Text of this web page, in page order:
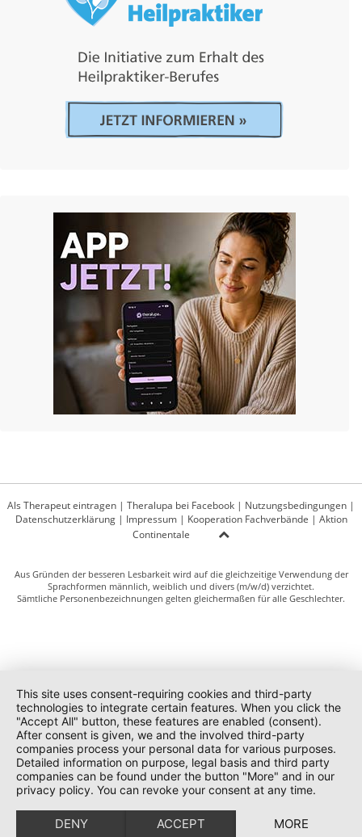
Als Therapeut eintragen | Theralupa bei Facebook | Nutzungsbedingungen |
Datenschutzerklärung| Impressum| Kooperation Fachverbände | Aktion
Continentale
Aus Gründen der besseren Lesbarkeit wird auf die gleichzeitige Verwendung der
Sprachformen männlich, weiblich und divers (m/w/d) verzichtet.
Sämtliche Personenbezeichnungen gelten gleichermaßen für alle Geschlechter.
This site uses consent-requiring cookies and third-party
technologies to integrate certain features. When you click the
"Accept All" button, these features are enabled (consent).
After consent is given, we and the involved third-party
companies process your personal data for various purposes.
Detailed information on purpose, legal basis and third party
companies can be found under the button "More" and in our
privacy policy. You can revoke your consent at any time.
DENY ACCEPT MORE